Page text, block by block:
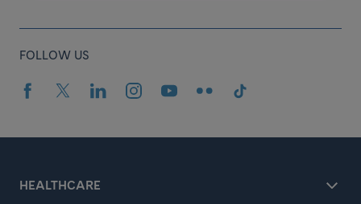
FOLLOW US
HEALTHCARE